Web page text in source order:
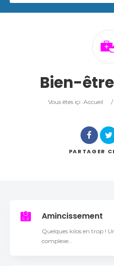
Bien-
Vous êtes içi :Accueil /
PARTAGER
Amincissement
Quelques kilos en trop !
complexe…